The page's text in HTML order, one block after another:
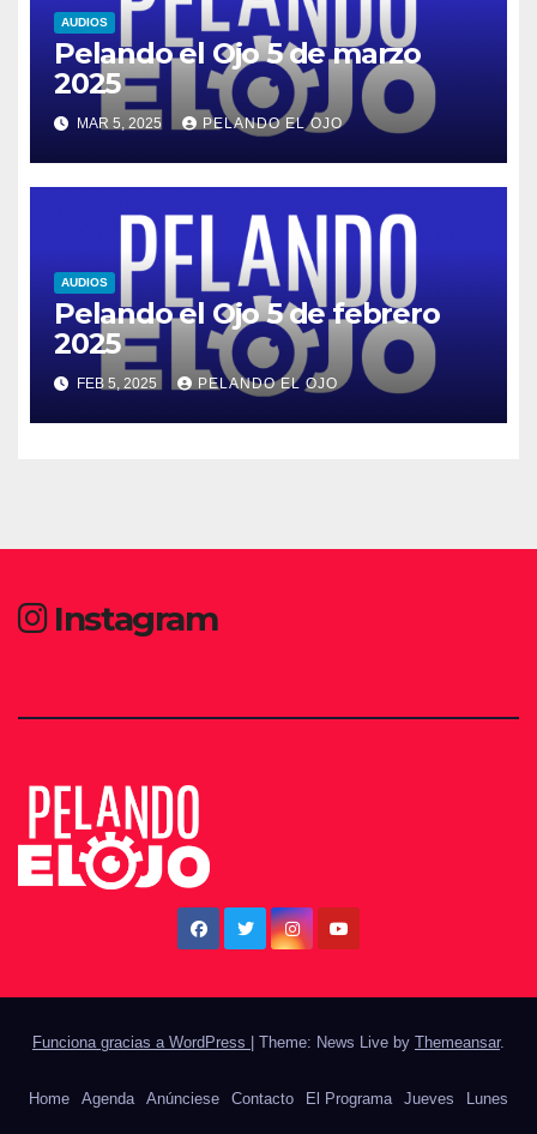
AUDIOS
Pelando el Ojo 5 de marzo
2025
MAR 5, 2025 PELANDO EL OJO
AUDIOS
Pelando el Ojo 5 de febrero
2025
FEB 5, 2025 PELANDO EL OJO
Instagram
Funciona gracias a WordPress Theme: News Live by Themeansar.
Home Agenda Anúnciese Contacto El Programa Jueves Lunes